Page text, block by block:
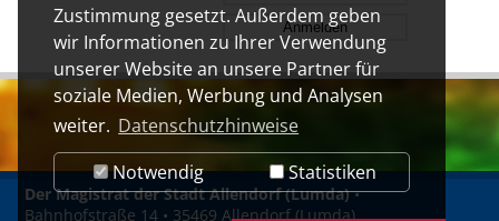
Zustimmung gesetzt. Außerdem geben
wir Informationen zu Ihrer Verwendung
unserer Website an unsere Partner für
soziale Medien, Werbung und Analysen
weiter. Datenschutzhinweise
Notwendig
Statistiken
Der Magistrat der Stadt Allendorf (Lumda)•
Bahnhofstraße 14 • 35469 Allendorf (Lumda)